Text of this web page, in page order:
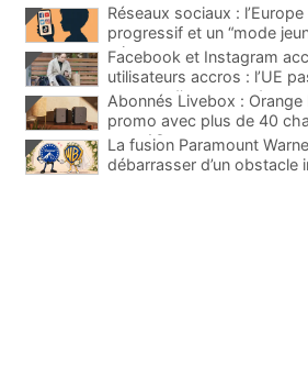
Réseaux sociaux :
progressif et un “mode
mineurs
Facebook et Instagram
utilisateurs accros : l’UE
menace d’une amende
Abonnés Livebox : Orange
promo avec plus de 40
pour 1€
La fusion Paramount
débarrasser d’un obstacle